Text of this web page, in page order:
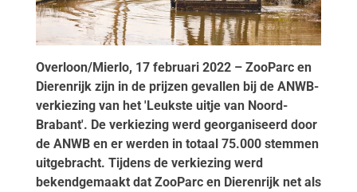
Overloon/Mierlo, 17 februari 2022 – ZooParc en
Dierenrijk zijn in de prijzen gevallen bij de ANWB-
verkiezing van het 'Leukste uitje van Noord-
Brabant'. De verkiezing werd georganiseerd door
de ANWB en er werden in totaal 75.000 stemmen
uitgebracht. Tijdens de verkiezing werd
bekendgemaakt dat ZooParc en Dierenrijk net als